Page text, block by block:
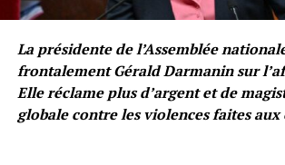
La présidente de l’Assemblée
frontalement Gérald Darmanin sur
Elle réclame plus d’argent et de
globale contre les violences faites aux